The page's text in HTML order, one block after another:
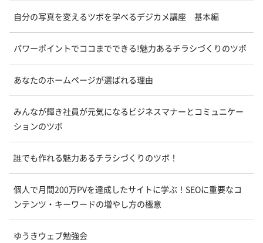
自分の写真を変えるツボを学べるデジカメ講座 基本編
パワーポイントでココまでできる!魅力あるチラシづくりのツボ
あなたのホームページが選ばれる理由
みんなが輝き社員が元気になるビジネスマナーとコミュニケー
ションのツボ
誰でも作れる魅力あるチラシづくりのツボ！
個人で月間200万PVを達成したサイトに学ぶ！SEOに重要なコ
ンテンツ・キーワードの増やし方の極意
ゆうきウェブ勉強会